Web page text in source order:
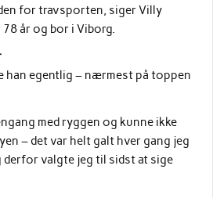
for travsporten, siger Villy
78 år og bor i Viborg.
han egentlig – nærmest på toppen
med ryggen og kunne ikke
– det var helt galt hver gang jeg
derfor valgte jeg til sidst at sige